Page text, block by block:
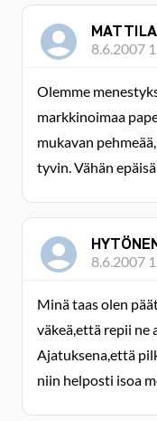
8.6.2007
Olemme
markkinoimaa
mukavan
tyvin. Vähän
8.6.2007
Minä taas olen
väkeä,että repii
Ajatuksena,että
niin helposti isoa